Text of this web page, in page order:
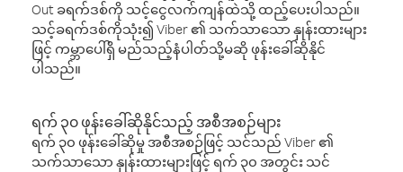
Out ခရက်ဒစ်ကို သင့်ငွေလက်ကျန်ထဲသို့ ထည့်ပေးပါသည်။
သင့်ခရက်ဒစ်ကိုသုံး၍ Viber ၏ သက်သာသော နှုန်းထားများ
ဖြင့် ကမ္ဘာပေါ်ရှိ မည်သည့်နံပါတ်သို့မဆို ဖုန်းခေါ်ဆိုနိုင်
ပါသည်။
ရက် ၃၀ ဖုန်းခေါ်ဆိုနိုင်သည့် အစီအစဉ်များ
ရက် ၃၀ ဖုန်းခေါ်ဆိုမှု အစီအစဉ်ဖြင့် သင်သည် Viber ၏
သက်သာသော နှုန်းထားများဖြင့် ရက် ၃၀ အတွင်း သင်